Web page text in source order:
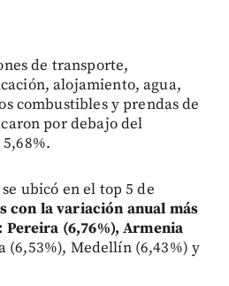
de transporte,
alojamiento, agua,
combustibles y prendas de
por debajo del
ubicó en el top 5 de
con la variación anual más
(6,76%), Armenia
(6,53%), Medellín (6,43%) y